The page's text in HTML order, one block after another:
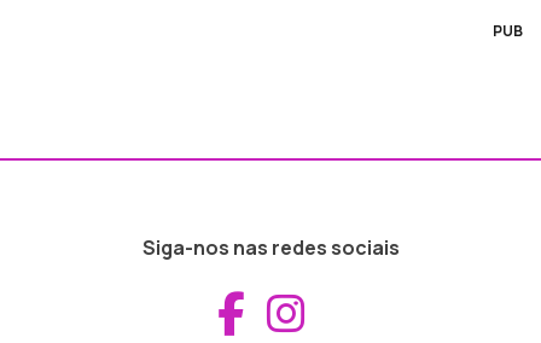
PUB
Siga-nos nas redes sociais
Aceder ao